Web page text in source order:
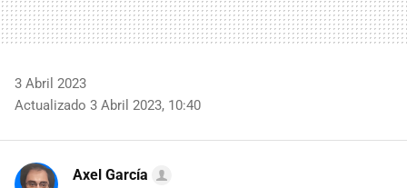
3 Abril 2023
Actualizado 3 Abril 2023, 10:40
Axel García